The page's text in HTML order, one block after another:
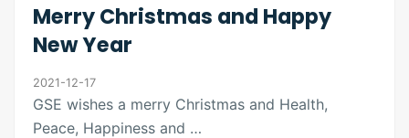
Merry Christmas and Happy
New Year
2021-12-17
GSE wishes a merry Christmas and Health,
Peace, Happiness and …